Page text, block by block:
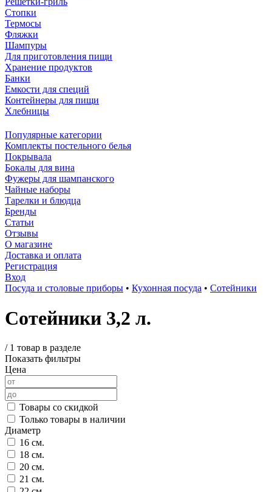
Стопки
Термосы
Фляжки
Шампуры
Для приготовления пищи
Хранение продуктов
Банки
Емкости для специй
Контейнеры для пищи
Хлебницы
Популярные категории
Комплекты постельного белья
Покрывала
Бокалы для вина
Фужеры для шампанского
Чайные наборы
Тарелки и блюдца
Бренды
Статьи
Отзывы
О магазине
Доставка и оплата
Регистрация
Вход
Посуда и столовые приборы • Кухонная посуда • Сотейники
Сотейники 3,2 л.
/ 1 товар в разделе
Показать фильтры
Цена
Товары со скидкой
Только товары в наличии
Диаметр
16 см.
18 см.
20 см.
21 см.